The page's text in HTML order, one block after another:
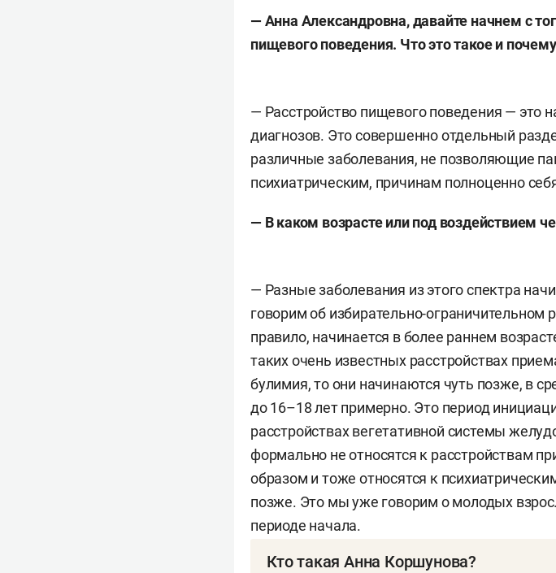
— Анна Александровна, давайте начнем с
пищевого поведения. Что это такое и
— Расстройство пищевого поведения — это
диагнозов. Это совершенно отдельный
различные заболевания, не позволяющие
психиатрическим, причинам полноценно
— В каком возрасте или под воздействием
— Разные заболевания из этого спектра
говорим об избирательно-ограничительном
правило, начинается в более раннем
таких очень известных расстройствах
булимия, то они начинаются чуть позже, в
до 16–18 лет примерно. Это период
расстройствах вегетативной системы
формально не относятся к расстройствам
образом и тоже относятся к
позже. Это мы уже говорим о молодых
периоде начала.
Кто такая Анна Коршунова?